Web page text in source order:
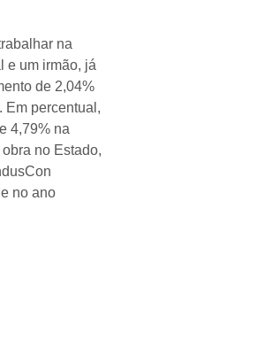
na
e um irmão, já
de 2,04%
Em percentual,
4,79% na
no Estado,
no ano